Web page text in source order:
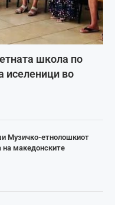
школа по
иселеници во
Музичко-етнолошкиот
на македонските